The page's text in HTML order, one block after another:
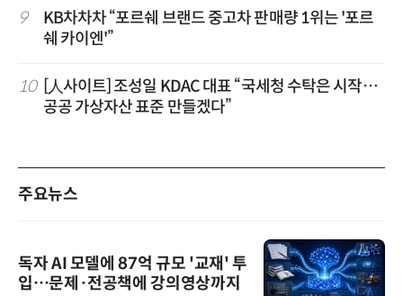
9
KB차차차 “포르쉐 브랜드 중고차 판매량 1위는 '포르
쉐 카이엔'”
10
[人사이트] 조성일 KDAC 대표 “국세청 수탁은 시작…
공공 가상자산 표준 만들겠다”
주요뉴스
독자 AI 모델에 87억 규모 '교재' 투
입…문제·전공책에 강의영상까지